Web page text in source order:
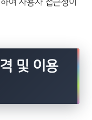
여 사용자 접근성이
및 이용